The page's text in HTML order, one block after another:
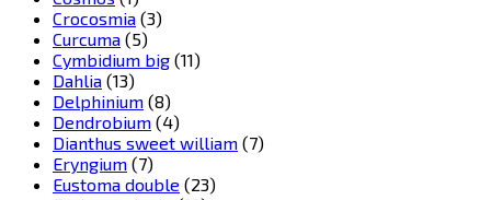
Crocosmia (3)
Curcuma (5)
Cymbidium big (11)
Dahlia (13)
Delphinium (8)
Dendrobium (4)
Dianthus sweet william (7)
Eryngium (7)
Eustoma double (23)